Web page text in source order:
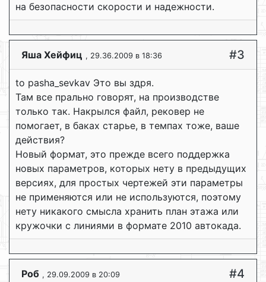
на безопасности скорости и надежности.
Яша Хейфиц , 29.36.2009 в 18:36 #3
to pasha_sevkav Это вы здря.
Там все прально говорят, на производстве
только так. Накрылся файл, рековер не
помогает, в баках старье, в темпах тоже, ваше
действия?
Новый формат, это прежде всего поддержка
новых параметров, которых нету в предыдущих
версиях, для простых чертежей эти параметры
не применяются или не используются, поэтому
нету никакого смысла хранить план этажа или
кружочки с линиями в формате 2010 автокада.
Роб , 29.09.2009 в 20:09 #4